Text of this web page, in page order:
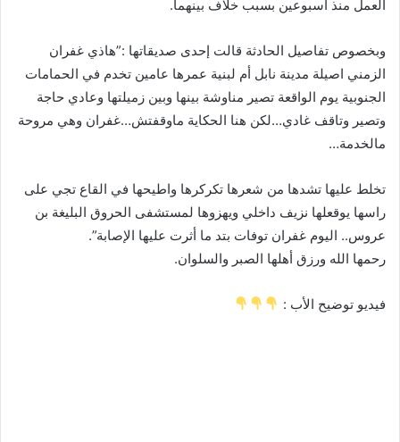
العمل منذ أسبوعين بسبب خلاف بينهما.
وبخصوص تفاصيل الحادثة قالت إحدى صديقاتها :”هاذي غفران
الزمني اصيلة مدينة نابل أم لبنية عمرها عامين تخدم في الحمامات
الجنوبية يوم الواقعة تصير مناوشة بينها وبين زميلتها وعادي حاجة
وتصير وتاقف غادي…لكن هنا الحكاية ماوقفتش…غفران وهي مروحة
مالخدمة…
تخلط عليها تشدها من شعرها تكركرها واطيحها في القاع تجي على
راسها يوقعلها نزيف داخلي ويهزوها لمستشفى الحروق البليغة بن
عروس.. اليوم غفران توفات بتد ما أثرت عليها الإصابة”.
رحمها الله ورزق أهلها الصبر والسلوان.
فيديو توضيح الأب :